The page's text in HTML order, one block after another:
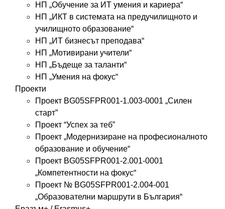
НП „Обучение за ИТ умения и кариера“
НП „ИКТ в системата на предучилищното и
училищното образование“
НП „ИТ бизнесът преподава“
НП „Мотивирани учители“
НП „Бъдеще за таланти“
НП „Умения на фокус“
Проекти
Проект BG05SFPR001-1.003-0001 „Силен
старт”
Проект “Успех за теб”
Проект „Модернизиране на професионалното
образование и обучение“
Проект BG05SFPR001-2.001-0001
„Компетентности на фокус“
Проект № BG05SFPR001-2.004-001
„Образователни маршрути в България“